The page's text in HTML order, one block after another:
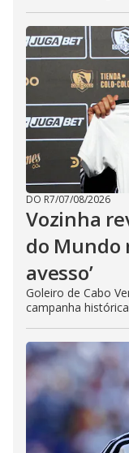
DO R7/07/08/2026
Vozinha
do Mundo
avesso’
Goleiro de Cabo
campanha